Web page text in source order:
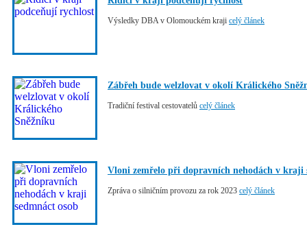
Výsledky DBA v Olomouckém kraji celý článek
Zábřeh bude welzlovat v okolí Králického
Tradiční festival cestovatelů celý článek
Vloni zemřelo při dopravních nehodách v kraji
Zpráva o silničním provozu za rok 2023 celý článek